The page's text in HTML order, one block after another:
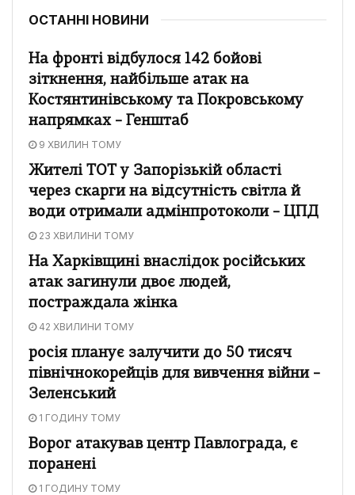
ОСТАННІ НОВИНИ
На фронті відбулося 142 бойові
зіткнення, найбільше атак на
Костянтинівському та Покровському
напрямках – Генштаб
9 ХВИЛИН ТОМУ
Жителі ТОТ у Запорізькій області
через скарги на відсутність світла й
води отримали адмінпротоколи – ЦПД
23 ХВИЛИНИ ТОМУ
На Харківщині внаслідок російських
атак загинули двоє людей,
постраждала жінка
42 ХВИЛИНИ ТОМУ
росія планує залучити до 50 тисяч
північнокорейців для вивчення війни –
Зеленський
1 ГОДИНУ ТОМУ
Ворог атакував центр Павлограда, є
поранені
1 ГОДИНУ ТОМУ